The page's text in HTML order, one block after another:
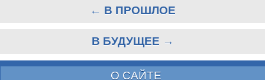
← В ПРОШЛОЕ
В БУДУЩЕЕ →
О САЙТЕ